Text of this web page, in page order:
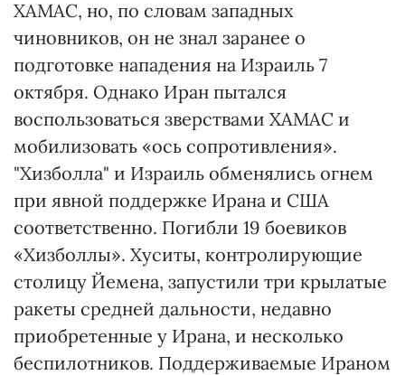
ХАМАС, но, по словам западных
чиновников, он не знал заранее о
подготовке нападения на Израиль 7
октября. Однако Иран пытался
воспользоваться зверствами ХАМАС и
мобилизовать «ось сопротивления».
"Хизболла" и Израиль обменялись огнем
при явной поддержке Ирана и США
соответственно. Погибли 19 боевиков
«Хизболлы». Хуситы, контролирующие
столицу Йемена, запустили три крылатые
ракеты средней дальности, недавно
приобретенные у Ирана, и несколько
беспилотников. Поддерживаемые Ираном